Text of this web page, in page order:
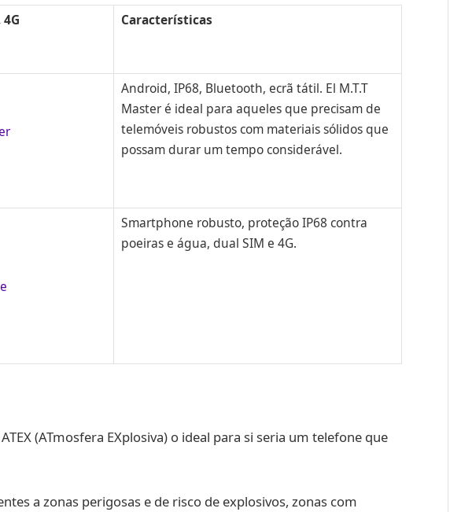
Características
Android, IP68, Bluetooth, ecrã tátil. El M.T.T
Master é ideal para aqueles que precisam de
telemóveis robustos com materiais sólidos que
possam durar um tempo considerável.
Smartphone robusto, proteção IP68 contra
poeiras e água, dual SIM e 4G.
(ATmosfera EXplosiva) o ideal para si seria um telefone que
a zonas perigosas e de risco de explosivos, zonas com